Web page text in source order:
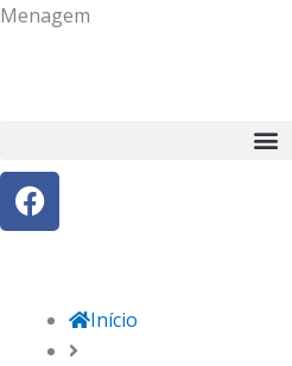
Menagem
F
a
c
Início